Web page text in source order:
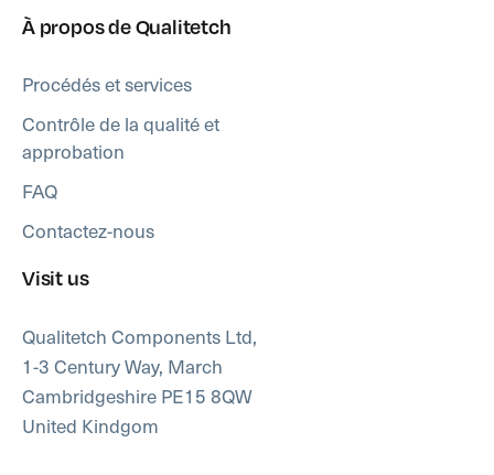
À propos de Qualitetch
Procédés et services
Contrôle de la qualité et
approbation
FAQ
Contactez-nous
Visit us
Qualitetch Components Ltd,
1-3 Century Way, March
Cambridgeshire PE15 8QW
United Kindgom